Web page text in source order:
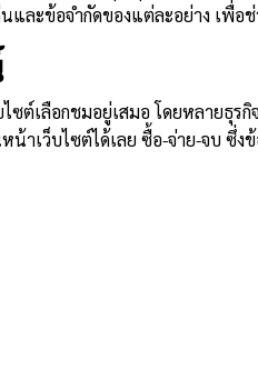
ละข้อจำกัดของแต่ละอย่าง เพื่อ
ต์เลือกชมอยู่เสมอ โดยหลายธุร
าเว็บไซต์ได้เลย ซื้อ-จ่าย-จบ ซึ่ง